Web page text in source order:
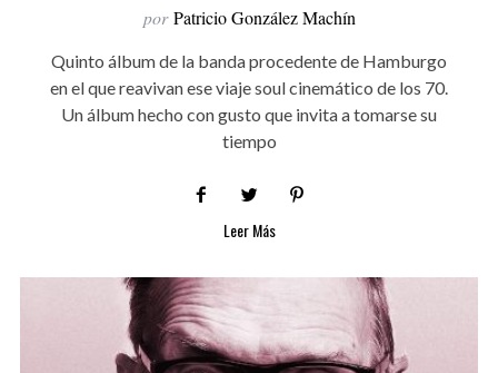
por Patricio González Machín
Quinto álbum de la banda procedente de Hamburgo
en el que reavivan ese viaje soul cinemático de los 70.
Un álbum hecho con gusto que invita a tomarse su
tiempo
Leer Más